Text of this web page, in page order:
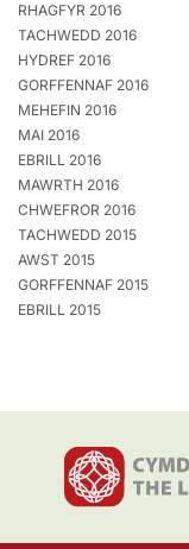
RHAGFYR 2016
TACHWEDD 2016
HYDREF 2016
GORFFENNAF 2016
MEHEFIN 2016
MAI 2016
EBRILL 2016
MAWRTH 2016
CHWEFROR 2016
TACHWEDD 2015
AWST 2015
GORFFENNAF 2015
EBRILL 2015